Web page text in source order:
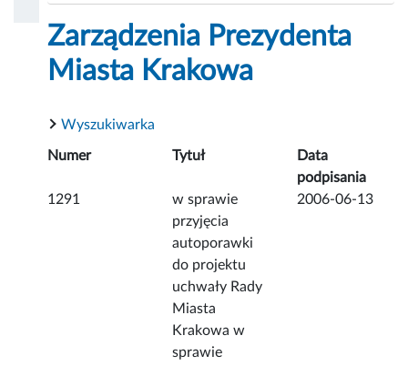
Zarządzenia Prezydenta
Miasta Krakowa
Wyszukiwarka
Numer Tytuł
Data
podpisania
1291
w sprawie
przyjęcia
autoporawki
do projektu
uchwały Rady
Miasta
Krakowa w
sprawie
2006-06-13